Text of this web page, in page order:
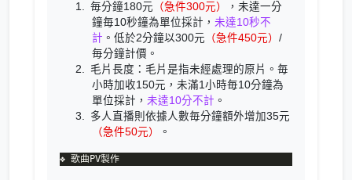
毎分鐘180元 （急件300元）
，未達一分
鐘毎10秒鐘為單位採計， 未達10秒不
計 。低於2分鐘以300元 （急件450元） /
毎分鐘計價。
毛片長度：毛片是指未經處理的原片。毎
小時加收150元，未滿1小時毎10分鐘為
單位採計， 未達10分不計 。
多人直播則依據人數毎分鐘額外增加35元
（急件50元）
。